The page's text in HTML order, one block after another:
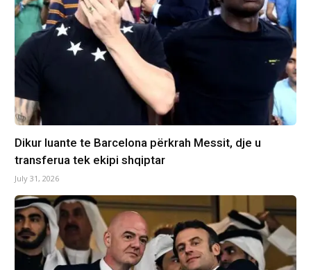
Dikur luante te Barcelona përkrah Messit, dje u
transferua tek ekipi shqiptar
July 31, 2026